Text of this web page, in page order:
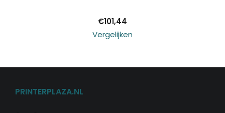
€101,44
Vergelijken
PRINTERPLAZA.NL